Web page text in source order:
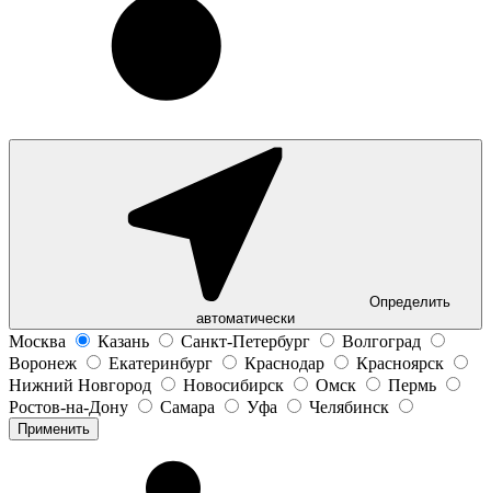
Определить
автоматически
Москва Казань Санкт-Петербург
Волгоград
Воронеж
Екатеринбург Краснодар
Красноярск
Нижний Новгород
Новосибирск Омск
Пермь
Ростов-на-Дону
Самара Уфа Челябинск
Применить